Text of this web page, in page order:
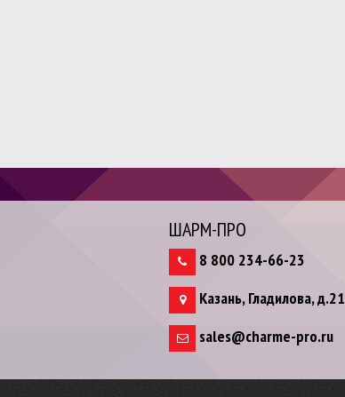
ШАРМ-ПРО
8 800 234-66-23
Казань,Гладилова, д.21
sales@charme-pro.ru